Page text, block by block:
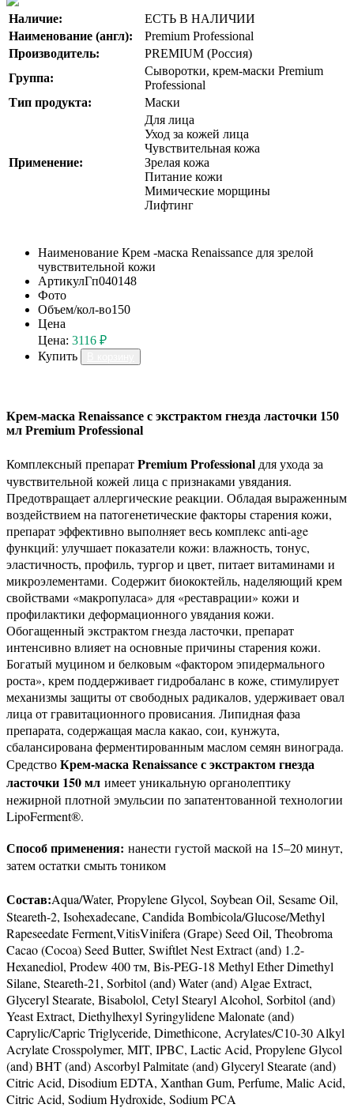
Наличие:
ЕСТЬ В НАЛИЧИИ
Наименование (англ):
Premium Professional
Производитель:
PREMIUM (Россия)
Группа:
Сыворотки, крем-маски Premium
Professional
Тип продукта:
Маски
Применение:
Для лица
Уход за кожей лица
Чувствительная кожа
Зрелая кожа
Питание кожи
Мимические морщины
Лифтинг
Наименование Крем -маска Renaissance для зрелой
чувствительной кожи
АртикулГп040148
Фото
Объем/кол-во150
Цена
Цена: 3116 ₽
Купить
Крем-маска Renaissance с экстрактом гнезда ласточки 150
мл Premium Professional
Комплексный препаратPremium Professional для ухода за
чувствительной кожей лица с признаками увядания.
Предотвращает аллергические реакции. Обладая выраженным
воздействием на патогенетические факторы старения кожи,
препарат эффективно выполняет весь комплекс anti-age
функций: улучшает показатели кожи: влажность, тонус,
эластичность, профиль, тургор и цвет, питает витаминами и
микроэлементами. Содержит биококтейль, наделяющий крем
свойствами «макропуласа» для «реставрации» кожи и
профилактики деформационного увядания кожи.
Обогащенный экстрактом гнезда ласточки, препарат
интенсивно влияет на основные причины старения кожи.
Богатый муцином и белковым «фактором эпидермального
роста», крем поддерживает гидробаланс в коже, стимулирует
механизмы защиты от свободных радикалов, удерживает овал
лица от гравитационного провисания. Липидная фаза
препарата, содержащая масла какао, сои, кунжута,
сбалансирована ферментированным маслом семян винограда.
СредствоКрем-маска Renaissance с экстрактом гнезда
ласточки 150 мл имеет уникальную органолептику
нежирной плотной эмульсии по запатентованной технологии
LipoFerment®.
Способ применения: нанести густой маской на 15–20 минут,
затем остатки смыть тоником
Состав:Aqua/Water, Propylene Glycol, Soybean Oil, Sesame Oil,
Steareth-2, Isohexadecane, Candida Bombicola/Glucose/Methyl
Rapeseedate Ferment,VitisVinifera (Grape) Seed Oil, Theobroma
Cacao (Cocoa) Seed Butter, Swiftlet Nest Extract (and) 1.2-
Hexanediol, Prodew 400 тм, Bis-PEG-18 Methyl Ether Dimethyl
Silane, Steareth-21, Sorbitol (and) Water (and) Algae Extract,
Glyceryl Stearate, Bisabolol, Cetyl Stearyl Alcohol, Sorbitol (and)
Yeast Extract, Diethylhexyl Syringylidene Malonate (and)
Caprylic/Capric Triglyceride, Dimethicone, Acrylates/C10-30 Alkyl
Acrylate Crosspolymer, MIT, IPBC, Lactic Acid, Propylene Glycol
(and) BHT (and) Ascorbyl Palmitate (and) Glyceryl Stearate (and)
Citric Acid, Disodium EDTA, Xanthan Gum, Perfume, Malic Acid,
Citric Acid, Sodium Hydroxide, Sodium PCA